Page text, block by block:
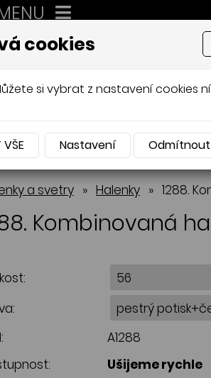
ŠITÍ, DÁMSKÉ
a svetry » Halenky » 1288.
Kombinovaná
A1288
Ušijeme rychle
cookies
si vybrat z nastavení cookies
Nastavení Odmítnout